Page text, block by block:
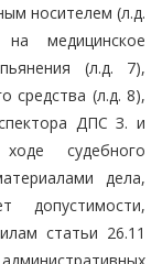
носителем (л.д.
медицинское
(л.д. 7),
средства (л.д. 8),
ДПС З. и
судебного
дела,
статьи 26.11